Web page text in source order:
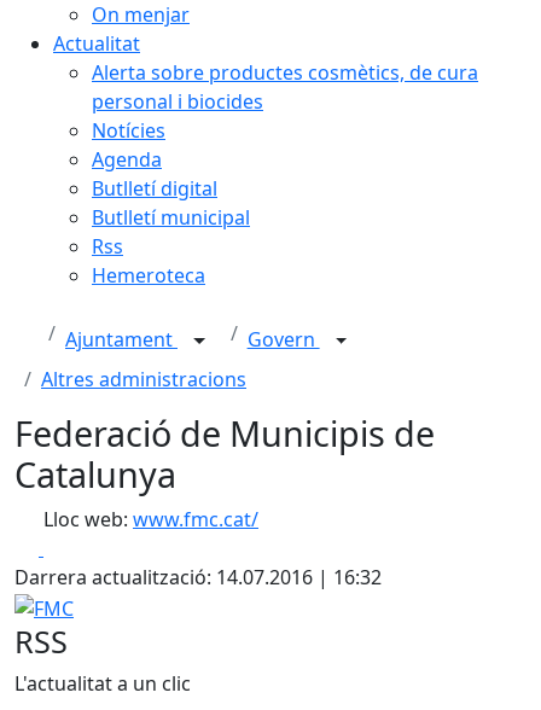
On menjar
Actualitat
Alerta sobre productes cosmètics, de cura
personal i biocides
Notícies
Agenda
Butlletí digital
Butlletí municipal
Rss
Hemeroteca
Ajuntament
Govern
Altres administracions
Federació de Municipis de
Catalunya
Lloc web: www.fmc.cat/
Darrera actualització: 14.07.2016 | 16:32
FMC
RSS
L'actualitat a un clic